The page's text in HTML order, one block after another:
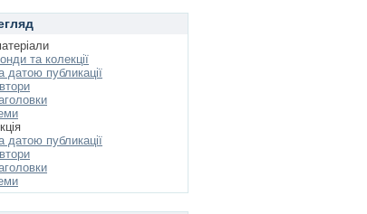
та колекції
датою публикації
датою публикації